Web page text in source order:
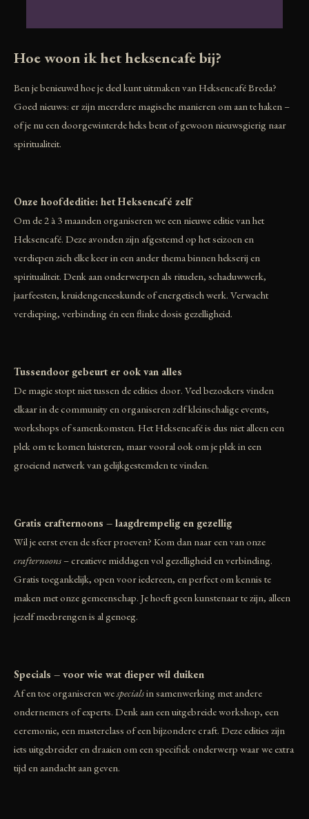
Hoe woon ik het heksencafe bij?
Ben je benieuwd hoe je deel kunt uitmaken van Heksencafé Breda?
Goed nieuws: er zijn meerdere magische manieren om aan te haken –
of je nu een doorgewinterde heks bent of gewoon nieuwsgierig naar
spiritualiteit.
Onze hoofdeditie: het Heksencafé zelf
Om de 2 à 3 maanden organiseren we een nieuwe editie van het
Heksencafé. Deze avonden zijn afgestemd op het seizoen en
verdiepen zich elke keer in een ander thema binnen hekserij en
spiritualiteit. Denk aan onderwerpen als rituelen, schaduwwerk,
jaarfeesten, kruidengeneeskunde of energetisch werk. Verwacht
verdieping, verbinding én een flinke dosis gezelligheid.
Tussendoor gebeurt er ook van alles
De magie stopt niet tussen de edities door. Veel bezoekers vinden
elkaar in de community en organiseren zelf kleinschalige events,
workshops of samenkomsten. Het Heksencafé is dus niet alleen een
plek om te komen luisteren, maar vooral ook om je plek in een
groeiend netwerk van gelijkgestemden te vinden.
Gratis crafternoons – laagdrempelig en gezellig
Wil je eerst even de sfeer proeven? Kom dan naar een van onze
crafternoons– creatieve middagen vol gezelligheid en verbinding.
Gratis toegankelijk, open voor iedereen, en perfect om kennis te
maken met onze gemeenschap. Je hoeft geen kunstenaar te zijn, alleen
jezelf meebrengen is al genoeg.
Specials – voor wie wat dieper wil duiken
Af en toe organiseren we specialsin samenwerking met andere
ondernemers of experts. Denk aan een uitgebreide workshop, een
ceremonie, een masterclass of een bijzondere craft. Deze edities zijn
iets uitgebreider en draaien om een specifiek onderwerp waar we extra
tijd en aandacht aan geven.